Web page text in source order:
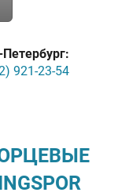
921-23-54